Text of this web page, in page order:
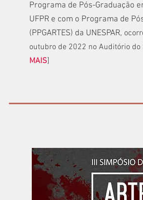
Programa de Pós-Graduação
UFPR e com o Programa de
(PPGARTES) da UNESPAR,
outubro de 2022 no Auditório do
MAIS]